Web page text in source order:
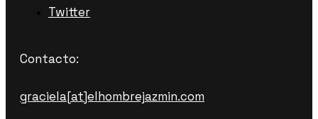
Twitter
Contacto:
graciela[at]elhombrejazmin.com